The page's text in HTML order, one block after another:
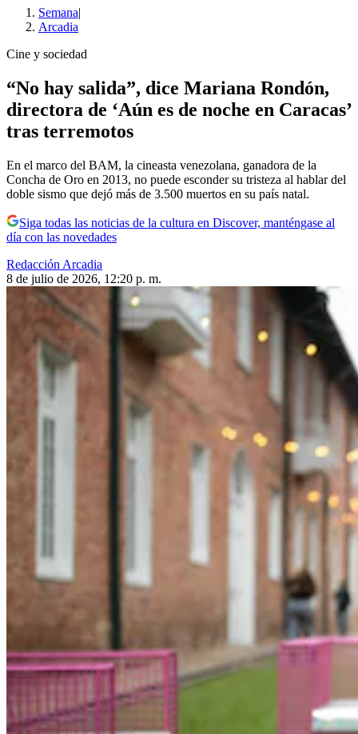
Semana|
Arcadia
Cine y sociedad
“No hay salida”, dice Mariana Rondón,
directora de ‘Aún es de noche en Caracas’
tras terremotos
En el marco del BAM, la cineasta venezolana, ganadora de la
Concha de Oro en 2013, no puede esconder su tristeza al hablar del
doble sismo que dejó más de 3.500 muertos en su país natal.
Siga todas las noticias de la cultura en Discover, manténgase al
día con las novedades
Redacción Arcadia
8 de julio de 2026, 12:20 p. m.